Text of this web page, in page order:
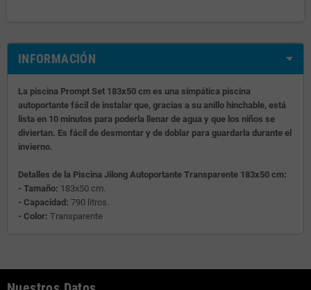
INFORMACIÓN
La piscina Prompt Set 183x50 cm es una simpática piscina
autoportante fácil de instalar que, gracias a su anillo hinchable, está
lista en 10 minutos para poderla llenar de agua y que los niños se
diviertan. Es fácil de desmontar y de doblar para guardarla durante el
invierno.
Detalles de la Piscina Jilong Autoportante Transparente 183x50 cm:
- Tamaño: 183x50 cm.
- Capacidad: 790 litros.
- Color: Transparente